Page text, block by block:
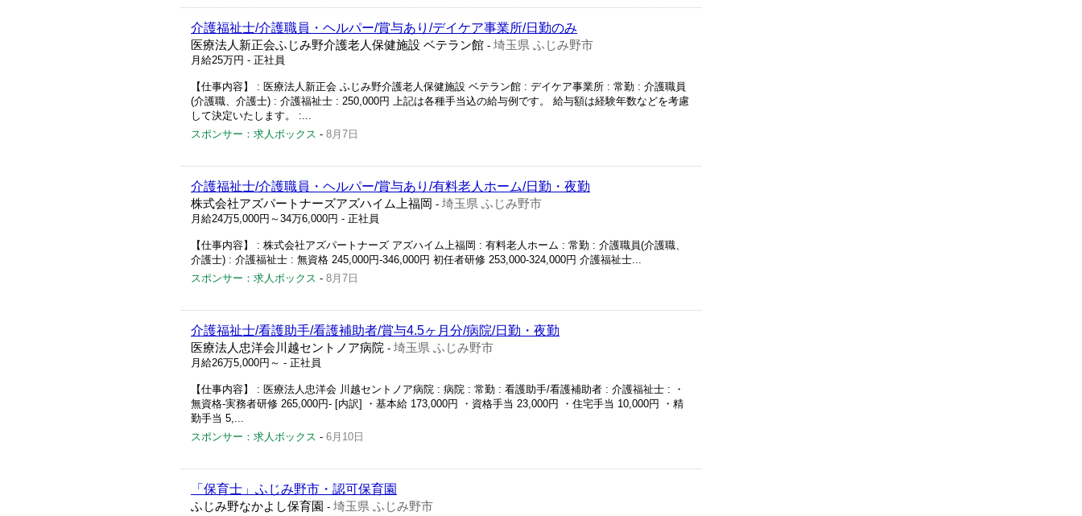
介護福祉士/介護職員・ヘルパー/賞与あり/デイケア事業所/日勤のみ
医療法人新正会ふじみ野介護老人保健施設 ベテラン館 - 埼玉県 ふじみ野市
月給25万円 - 正社員
【仕事内容】 : 医療法人新正会 ふじみ野介護老人保健施設 ベテラン館 : デイケア事業所 : 常勤 : 介護職員
(介護職、介護士) : 介護福祉士 : 250,000円 上記は各種手当込の給与例です。 給与額は経験年数などを考慮
して決定いたします。 :...
スポンサー：求人ボックス - 8月7日
介護福祉士/介護職員・ヘルパー/賞与あり/有料老人ホーム/日勤・夜勤
株式会社アズパートナーズアズハイム上福岡 - 埼玉県 ふじみ野市
月給24万5,000円～34万6,000円 - 正社員
【仕事内容】 : 株式会社アズパートナーズ アズハイム上福岡 : 有料老人ホーム : 常勤 : 介護職員(介護職、
介護士) : 介護福祉士 : 無資格 245,000円-346,000円 初任者研修 253,000-324,000円 介護福祉士...
スポンサー：求人ボックス - 8月7日
介護福祉士/看護助手/看護補助者/賞与4.5ヶ月分/病院/日勤・夜勤
医療法人忠洋会川越セントノア病院 - 埼玉県 ふじみ野市
月給26万5,000円～ - 正社員
【仕事内容】 : 医療法人忠洋会 川越セントノア病院 : 病院 : 常勤 : 看護助手/看護補助者 : 介護福祉士 : ・
無資格-実務者研修 265,000円- [内訳] ・基本給 173,000円 ・資格手当 23,000円 ・住宅手当 10,000円 ・精
勤手当 5,...
スポンサー：求人ボックス - 6月10日
「保育士」ふじみ野市・認可保育園
ふじみ野なかよし保育園 - 埼玉県 ふじみ野市